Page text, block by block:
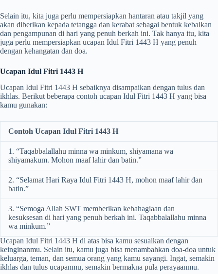
Selain itu, kita juga perlu mempersiapkan hantaran atau takjil yang
akan diberikan kepada tetangga dan kerabat sebagai bentuk kebaikan
dan pengampunan di hari yang penuh berkah ini. Tak hanya itu, kita
juga perlu mempersiapkan ucapan Idul Fitri 1443 H yang penuh
dengan kehangatan dan doa.
Ucapan Idul Fitri 1443 H
Ucapan Idul Fitri 1443 H sebaiknya disampaikan dengan tulus dan
ikhlas. Berikut beberapa contoh ucapan Idul Fitri 1443 H yang bisa
kamu gunakan:
Contoh Ucapan Idul Fitri 1443 H
1. “Taqabbalallahu minna wa minkum, shiyamana wa
shiyamakum. Mohon maaf lahir dan batin.”
2. “Selamat Hari Raya Idul Fitri 1443 H, mohon maaf lahir dan
batin.”
3. “Semoga Allah SWT memberikan kebahagiaan dan
kesuksesan di hari yang penuh berkah ini. Taqabbalallahu minna
wa minkum.”
Ucapan Idul Fitri 1443 H di atas bisa kamu sesuaikan dengan
keinginanmu. Selain itu, kamu juga bisa menambahkan doa-doa untuk
keluarga, teman, dan semua orang yang kamu sayangi. Ingat, semakin
ikhlas dan tulus ucapanmu, semakin bermakna pula perayaanmu.